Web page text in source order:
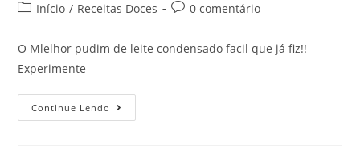
Início / Receitas Doces 0 comentário
O Mlelhor pudim de leite condensado facil que já fiz!!
Experimente
Continue Lendo